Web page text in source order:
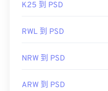
K25 到 PSD
RWL 到 PSD
NRW 到 PSD
ARW 到 PSD